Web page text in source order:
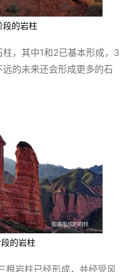
段的岩柱
，其中1和2已基本形成，3
的未来还会形成更多的石
的岩柱
根岩柱已经形成，并经受风